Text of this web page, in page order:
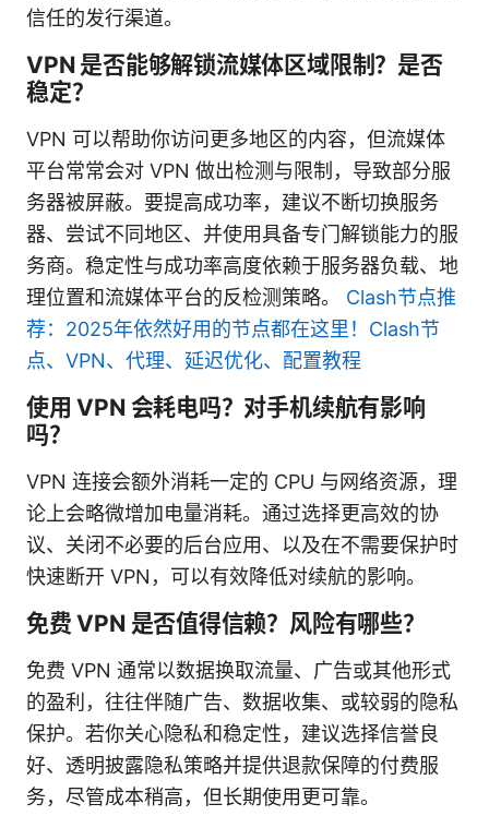
信任的发行渠道。
VPN 是否能够解锁流媒体区域限制？是否
稳定？
VPN 可以帮助你访问更多地区的内容，但流媒体
平台常常会对 VPN 做出检测与限制，导致部分服
务器被屏蔽。要提高成功率，建议不断切换服务
器、尝试不同地区、并使用具备专门解锁能力的服
务商。稳定性与成功率高度依赖于服务器负载、地
理位置和流媒体平台的反检测策略。 Clash节点推
荐：2025年依然好用的节点都在这里！Clash节
点、VPN、代理、延迟优化、配置教程
使用 VPN 会耗电吗？对手机续航有影响
吗？
VPN 连接会额外消耗一定的 CPU 与网络资源，理
论上会略微增加电量消耗。通过选择更高效的协
议、关闭不必要的后台应用、以及在不需要保护时
快速断开 VPN，可以有效降低对续航的影响。
免费 VPN 是否值得信赖？风险有哪些？
免费 VPN 通常以数据换取流量、广告或其他形式
的盈利，往往伴随广告、数据收集、或较弱的隐私
保护。若你关心隐私和稳定性，建议选择信誉良
好、透明披露隐私策略并提供退款保障的付费服
务，尽管成本稍高，但长期使用更可靠。